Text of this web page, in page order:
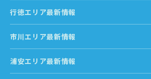
行徳エリア最新情報
市川エリア最新情報
浦安エリア最新情報